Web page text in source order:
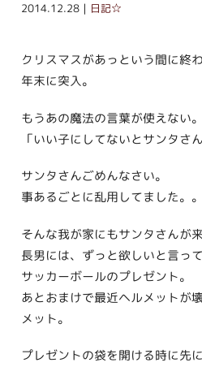
2014.12.28｜ 日記☆
クリスマスがあっという間に終
年末に突入。
もうあの魔法の言葉が使えない。
「いい子にしてないとサンタさ
サンタさんごめんなさい。
事あるごとに乱用してました。。
そんな我が家にもサンタさんが
長男には、ずっと欲しいと言っ
サッカーボールのプレゼント。
あとおまけで最近ヘルメットが
メット。
プレゼントの袋を開ける時に先